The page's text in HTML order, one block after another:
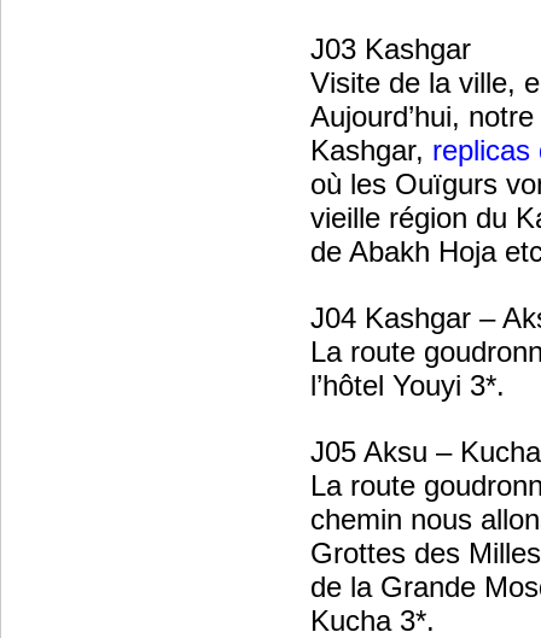
J03 Kashgar
Visite de la ville,
Aujourd’hui,
Kashgar, replicas
où les Ouïgurs
vieille région du
de Abakh Hoja
J04 Kashgar –
La route
l’hôtel Youyi 3*.
J05 Aksu –
La route
chemin nous
Grottes des
de la Grande
Kucha 3*.